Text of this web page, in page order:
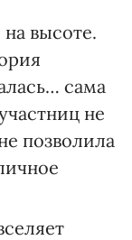
высоте.
сама
не
позволила